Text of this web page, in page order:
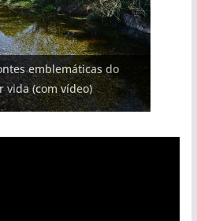
emblemáticas do
vida (com vídeo)
de 108
construção de dois
areia de praias e põem
(com vídeo)
algarvia que cresceu
cada. Nova rota
no Algarve